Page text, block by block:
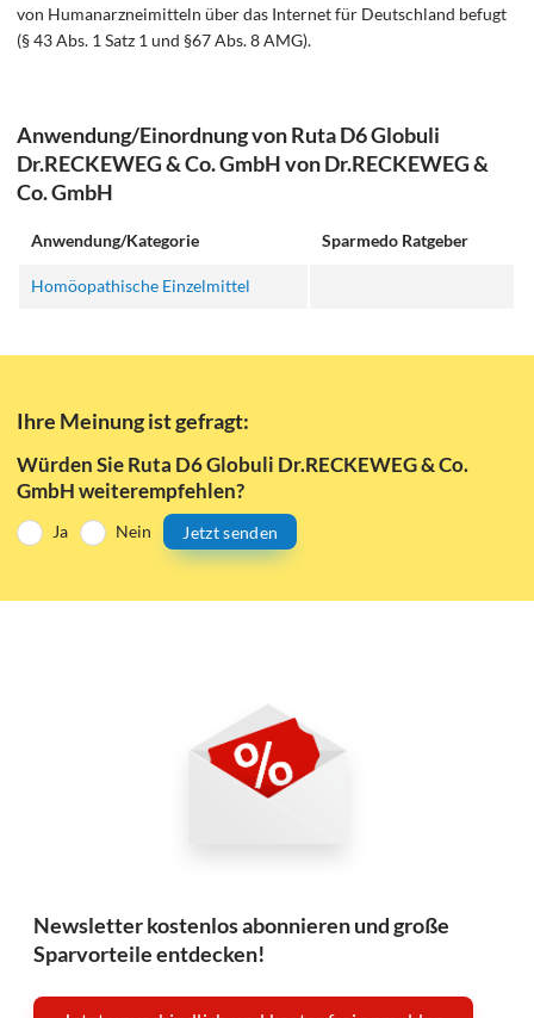
von Humanarzneimitteln über das Internet für Deutschland befugt
(§ 43 Abs. 1 Satz 1 und §67 Abs. 8 AMG).
Anwendung/Einordnung von Ruta D6 Globuli
Dr.RECKEWEG & Co. GmbH von Dr.RECKEWEG &
Co. GmbH
Anwendung/Kategorie Sparmedo Ratgeber
Homöopathische Einzelmittel
Ihre Meinung ist gefragt:
Würden Sie Ruta D6 Globuli Dr.RECKEWEG & Co.
GmbH weiterempfehlen?
Ja Nein Jetzt senden
Newsletter kostenlos abonnieren und große
Sparvorteile entdecken!